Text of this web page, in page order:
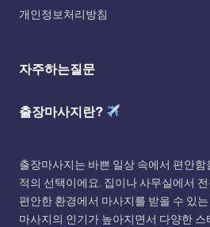
개인정보처리방침
자주하는질문
출장마사지란?
출장마사지는 바쁜 일상 속에서 편안함
적의 선택이에요. 집이나 사무실에서
편안한 환경에서 마사지를 받을 수 있
마사지의 인기가 높아지면서 다양한